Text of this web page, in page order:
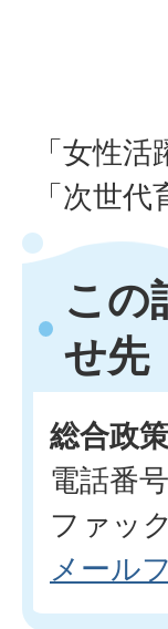
「女性
「次世
この
せ先
総合政
電話番
ファッ
メール